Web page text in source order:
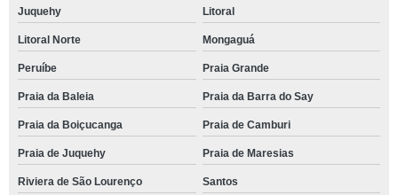
Juquehy Litoral
Litoral Norte Mongaguá
Peruíbe Praia Grande
Praia da Baleia Praia da Barra do Say
Praia da Boiçucanga Praia de Camburi
Praia de Juquehy Praia de Maresias
Riviera de São Lourenço Santos